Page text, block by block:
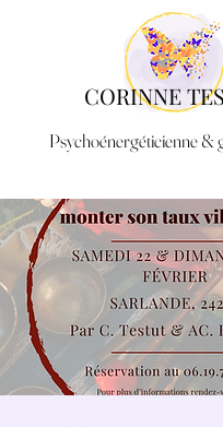
CORINNE
Psychoénergéticienne &